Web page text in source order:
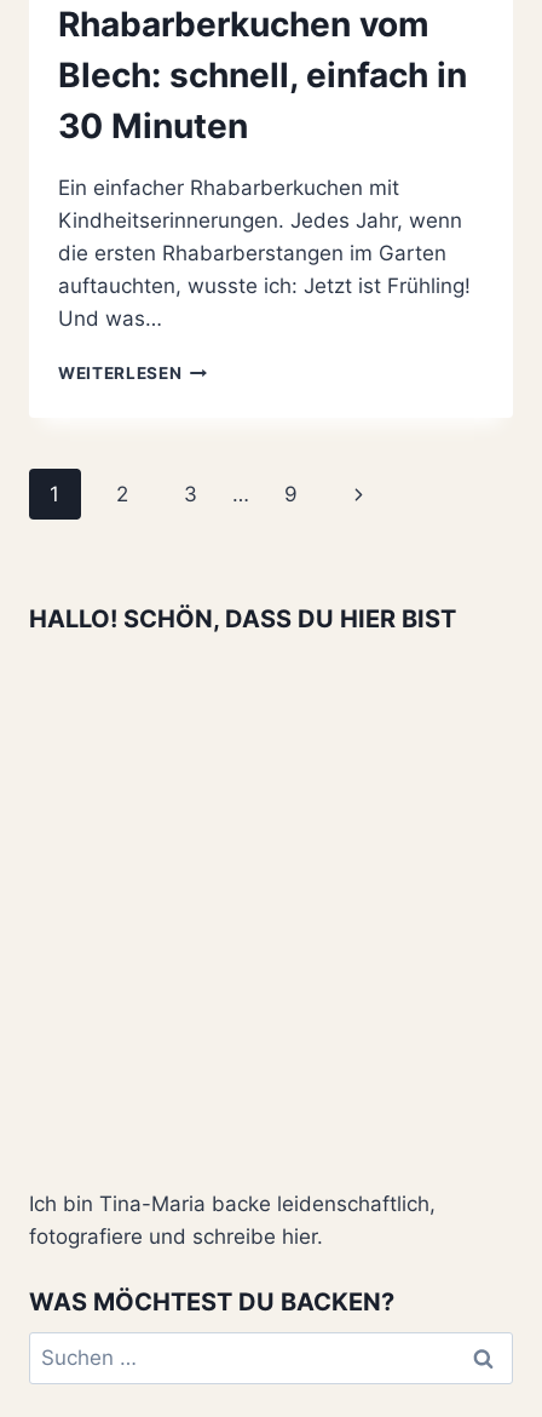
Rhabarberkuchen vom
Blech: schnell, einfach in
30 Minuten
Ein einfacher Rhabarberkuchen mit
Kindheitserinnerungen. Jedes Jahr, wenn
die ersten Rhabarberstangen im Garten
auftauchten, wusste ich: Jetzt ist Frühling!
Und was…
WEITERLESEN OMAS
SCHNELL,
Seitennavigation
1 2 3 … 9
Nächste
HALLO! SCHÖN, DASS DU HIER BIST
Ich bin Tina-Maria backe leidenschaftlich,
fotografiere und schreibe hier.
WAS MÖCHTEST DU BACKEN?
Suchen
nach: